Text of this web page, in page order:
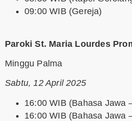
09:00 WIB (Gereja)
Paroki St. Maria Lourdes
Minggu Palma
Sabtu, 12 April 2025
16:00 WIB (Bahasa Jawa
16:00 WIB (Bahasa Jawa